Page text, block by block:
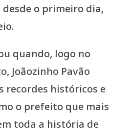
o primeiro dia,
quando, logo no
Joãozinho Pavão
recordes históricos e
o prefeito que mais
toda a história de